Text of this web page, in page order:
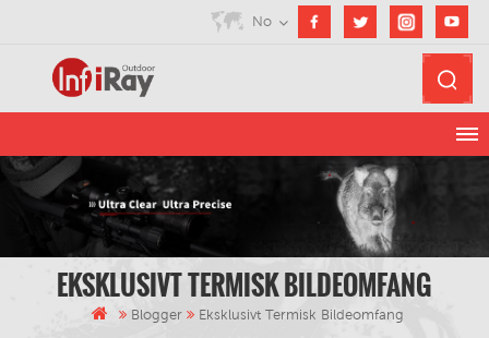
No
EKSKLUSIVT TERMISK BILDEOMFANG
Blogger Eksklusivt Termisk Bildeomfang